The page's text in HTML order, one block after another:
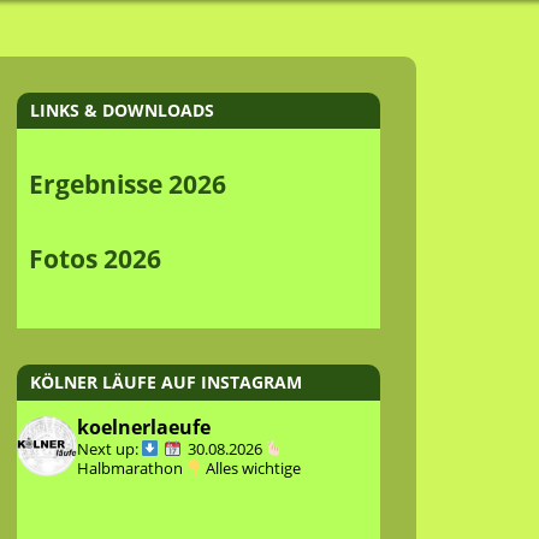
LINKS & DOWNLOADS
Ergebnisse 2026
Fotos 2026
KÖLNER LÄUFE AUF INSTAGRAM
koelnerlaeufe
Next up:
30.08.2026
Halbmarathon
Alles wichtige